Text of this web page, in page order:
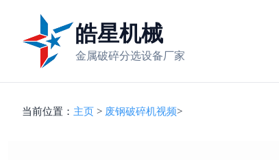
皓星机械
金属破碎分选设备厂家
当前位置： 主页 > 废钢破碎机视频>